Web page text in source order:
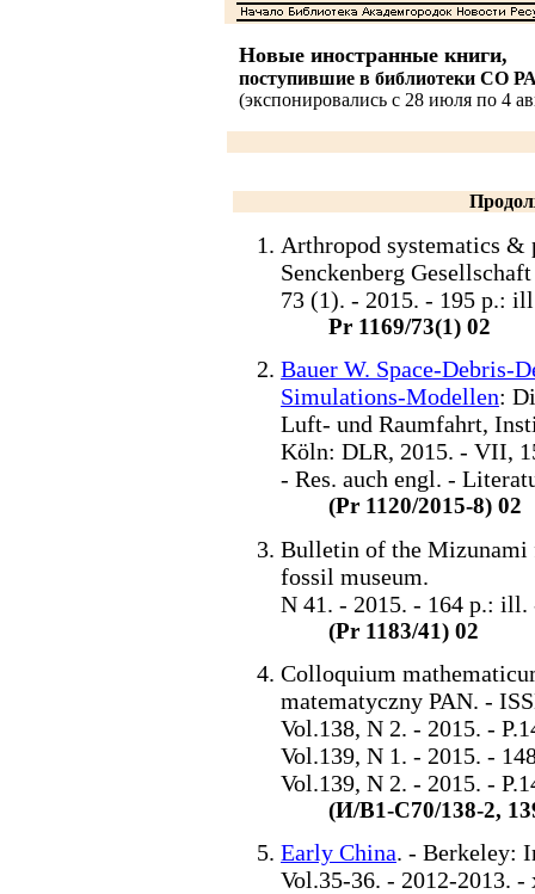
Новые иностранные книги,
поступившие в библиотеки СО
(экспонировались с 28 июля по 4
Arthropod systematics
Senckenberg
73 (1). - 2015. - 195 p.:
Pr 1169/73(1) 02
Bauer W. Space-Debris-
Simulations-Modellen:
Luft- und Raumfahrt,
Köln: DLR, 2015. - VII,
- Res. auch engl. -
(Pr 1120/2015-8) 02
Bulletin of the
fossil museum.
N 41. - 2015. - 164 p.: ill.
(Pr 1183/41) 02
Colloquium
matematyczny PAN. -
Vol.138, N 2. - 2015. -
Vol.139, N 1. - 2015. -
Vol.139, N 2. - 2015. -
(И/В1-С70/138-2,
Early China. - Berkeley:
Vol.35-36. - 2012-2013.